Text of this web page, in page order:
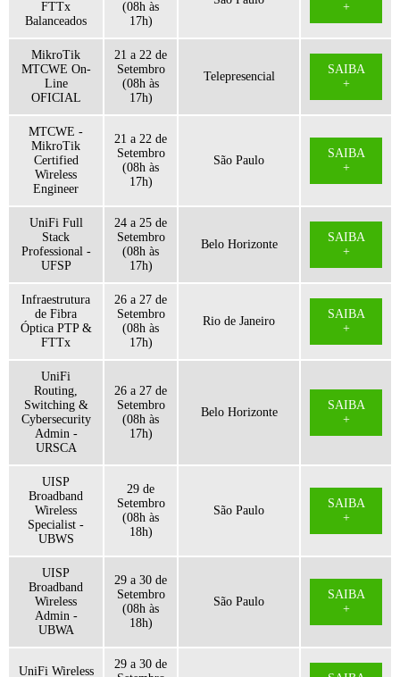
FTTx
Balanceados
(08h às
17h)
+
MikroTik
MTCWE On-
Line
OFICIAL
21 a 22 de
Setembro
(08h às
17h)
Telepresencial
SAIBA
+
MTCWE -
MikroTik
Certified
Wireless
Engineer
21 a 22 de
Setembro
(08h às
17h)
São Paulo
SAIBA
+
UniFi Full
Stack
Professional -
UFSP
24 a 25 de
Setembro
(08h às
17h)
Belo Horizonte
SAIBA
+
Infraestrutura
de Fibra
Óptica PTP &
FTTx
26 a 27 de
Setembro
(08h às
17h)
Rio de Janeiro
SAIBA
+
UniFi
Routing,
Switching &
Cybersecurity
Admin -
URSCA
26 a 27 de
Setembro
(08h às
17h)
Belo Horizonte
SAIBA
+
UISP
Broadband
Wireless
Specialist -
UBWS
29 de
Setembro
(08h às
18h)
São Paulo
SAIBA
+
UISP
Broadband
Wireless
Admin -
UBWA
29 a 30 de
Setembro
(08h às
18h)
São Paulo
SAIBA
+
UniFi Wireless
29 a 30 de